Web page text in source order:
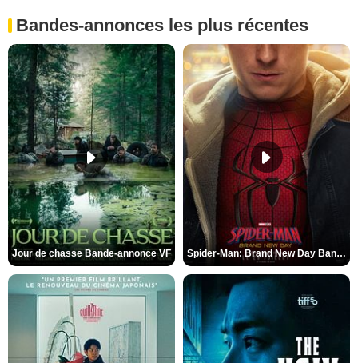
Bandes-annonces les plus récentes
Jour de chasse Bande-annonce VF Spider-Man: Brand New Day Bande-annonce (3) VO STFR